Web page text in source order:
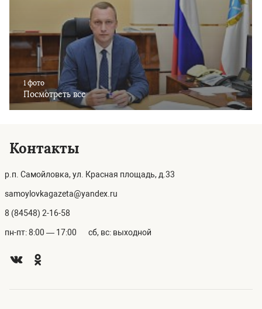
1 фото
Посмотреть все
Контакты
р.п. Самойловка, ул. Красная площадь, д.33
samoylovkagazeta@yandex.ru
8 (84548) 2-16-58
пн-пт: 8:00 — 17:00 сб, вс: выходной